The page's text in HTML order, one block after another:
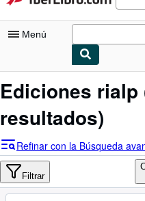
Menú
Mi cuenta
Búsqueda avanzada
Colecciones
Ediciones rialp
resultados)
Refinar con la Búsqueda
Filtrar